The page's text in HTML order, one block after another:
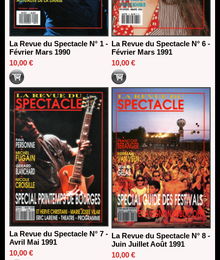
La Revue du Spectacle N° 1 -
Février Mars 1990
10,00 €
La Revue du Spectacle N° 6 -
Février Mars 1991
10,00 €
La Revue du Spectacle N° 7 -
Avril Mai 1991
10,00 €
La Revue du Spectacle N° 8 -
Juin Juillet Août 1991
10,00 €